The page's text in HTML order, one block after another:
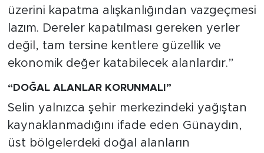
üzerini kapatma alışkanlığından vazgeçmesi
lazım. Dereler kapatılması gereken yerler
değil, tam tersine kentlere güzellik ve
ekonomik değer katabilecek alanlardır.”
“DOĞAL ALANLAR KORUNMALI”
Selin yalnızca şehir merkezindeki yağıştan
kaynaklanmadığını ifade eden Günaydın,
üst bölgelerdeki doğal alanların